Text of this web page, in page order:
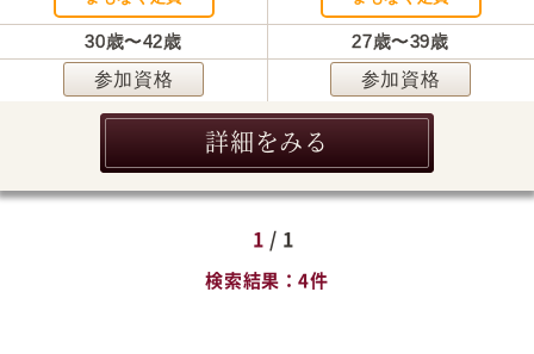
30歳〜42歳
参加資格
27歳〜39歳
参加資格
詳細をみる
1 / 1
検索結果 4件